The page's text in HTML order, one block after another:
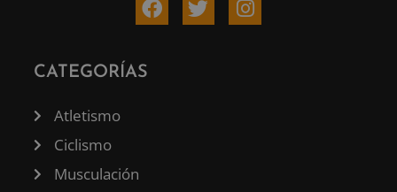
CATEGORÍAS
Atletismo
Ciclismo
Musculación